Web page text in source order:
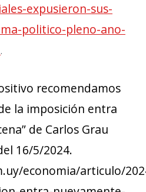
expusieron-sus-
politico-pleno-ano-
.
recomendamos
la imposición entra
de Carlos Grau
16/5/2024.
economia/articulo/